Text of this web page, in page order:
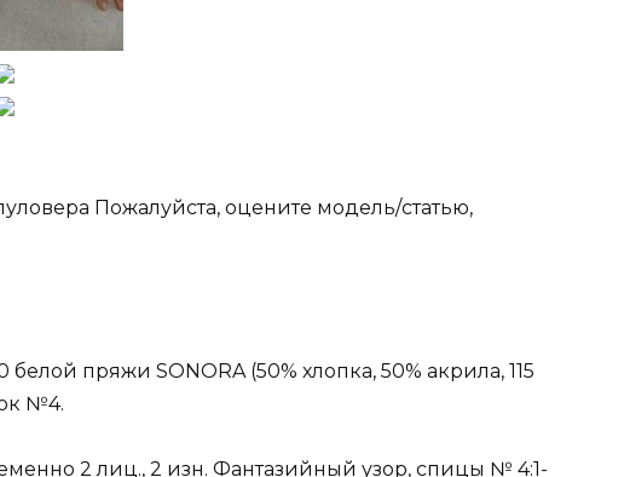
Пожалуйста, оцените модель/статью,
пряжи SONORA (50% хлопка, 50% акрила, 115
№4.
2 лиц., 2 изн. Фантазийный узор, спицы № 4:1-